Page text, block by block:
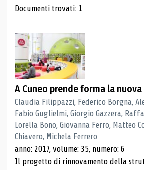
Risultati di ricerca
Documenti trovati: 1
A Cuneo prende forma la
Claudia Filippazzi, Federico Borgna,
Fabio Guglielmi, Giorgio Gazzera,
Lorella Bono, Giovanna Ferro, Matteo
Chiavero, Michela Ferrero
anno: 2017, volume: 35, numero: 6
Il progetto di rinnovamento della